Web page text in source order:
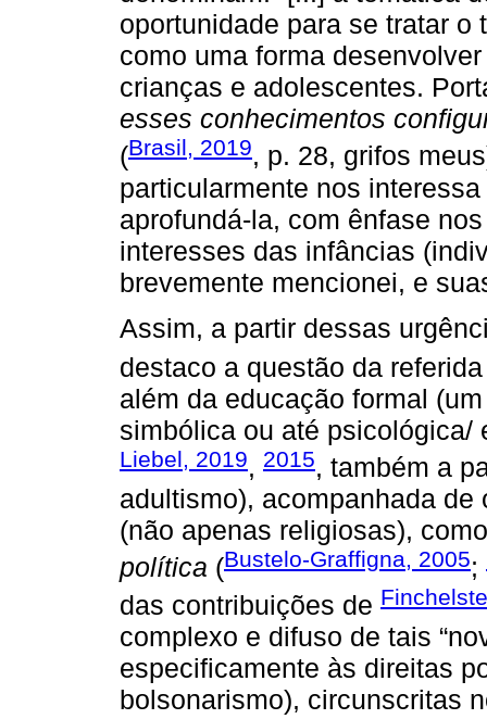
oportunidade para se tratar
como uma forma
crianças e adolescentes.
esses conhecimentos
(Brasil, 2019, p. 28, grifos
particularmente nos
aprofundá-la, com ênfase
interesses das infâncias
brevemente mencionei, e
Assim, a partir dessas
destaco a questão da
além da educação formal
simbólica ou até psicológica/
Liebel, 2019, 2015, também a
adultismo), acompanhada
(não apenas religiosas),
política (Bustelo-Graffigna, 2005;
das contribuições de
complexo e difuso de tais
especificamente às direitas
bolsonarismo), circunscritas